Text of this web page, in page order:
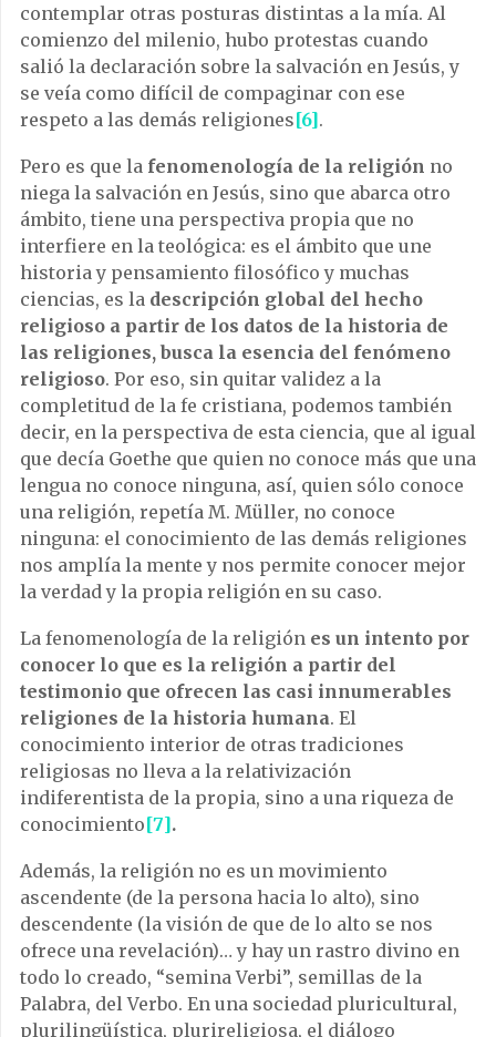
contemplar otras posturas distintas a la mía. Al
comienzo del milenio, hubo protestas cuando
salió la declaración sobre la salvación en Jesús, y
se veía como difícil de compaginar con ese
respeto a las demás religiones[6].
Pero es que la fenomenología de la religión no
niega la salvación en Jesús, sino que abarca otro
ámbito, tiene una perspectiva propia que no
interfiere en la teológica: es el ámbito que une
historia y pensamiento filosófico y muchas
ciencias, es la descripción global del hecho
religioso a partir de los datos de la historia de
las religiones, busca la esencia del fenómeno
religioso. Por eso, sin quitar validez a la
completitud de la fe cristiana, podemos también
decir, en la perspectiva de esta ciencia, que al igual
que decía Goethe que quien no conoce más que una
lengua no conoce ninguna, así, quien sólo conoce
una religión, repetía M. Müller, no conoce
ninguna: el conocimiento de las demás religiones
nos amplía la mente y nos permite conocer mejor
la verdad y la propia religión en su caso.
La fenomenología de la religión es un intento por
conocer lo que es la religión a partir del
testimonio que ofrecen las casi innumerables
religiones de la historia humana. El
conocimiento interior de otras tradiciones
religiosas no lleva a la relativización
indiferentista de la propia, sino a una riqueza de
conocimiento[7].
Además, la religión no es un movimiento
ascendente (de la persona hacia lo alto), sino
descendente (la visión de que de lo alto se nos
ofrece una revelación)… y hay un rastro divino en
todo lo creado, “semina Verbi”, semillas de la
Palabra, del Verbo. En una sociedad pluricultural,
plurilingüística, plurireligiosa, el diálogo